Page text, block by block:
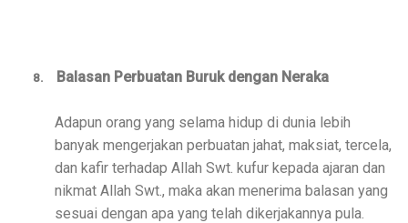
8. Balasan Perbuatan Buruk dengan Neraka
Adapun orang yang selama hidup di dunia lebih
banyak mengerjakan perbuatan jahat, maksiat, tercela,
dan kafir terhadap Allah Swt. kufur kepada ajaran dan
nikmat Allah Swt., maka akan menerima balasan yang
sesuai dengan apa yang telah dikerjakannya pula.